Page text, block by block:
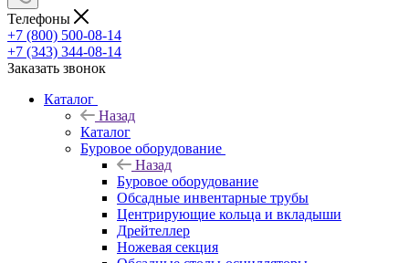
Телефоны
+7 (800) 500-08-14
+7 (343) 344-08-14
Заказать звонок
Каталог
Назад
Каталог
Буровое оборудование
Назад
Буровое оборудование
Обсадные инвентарные трубы
Центрирующие кольца и вкладыши
Дрейтеллер
Ножевая секция